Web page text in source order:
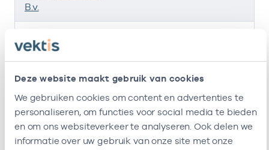
Deze website maakt gebruik van cookies
We gebruiken cookies om content en advertenties te
personaliseren, om functies voor social media te bieden
en om ons websiteverkeer te analyseren. Ook delen we
informatie over uw gebruik van onze site met onze
Ik ben werkzaam bij de volgende vestigingen
B.v.
Cooperatie Zuid
Kennemerland
(Hczk)
Ik heb een arbeidsrelatie met